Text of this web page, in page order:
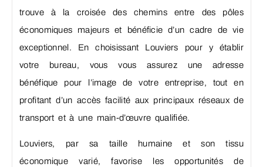
trouve à la croisée des chemins entre des pôles
économiques majeurs et bénéficie d’un cadre de vie
exceptionnel. En choisissant Louviers pour y établir
votre bureau, vous vous assurez une adresse
bénéfique pour l’image de votre entreprise, tout en
profitant d’un accès facilité aux principaux réseaux de
transport et à une main-d’œuvre qualifiée.
Louviers, par sa taille humaine et son tissu
économique varié, favorise les opportunités de